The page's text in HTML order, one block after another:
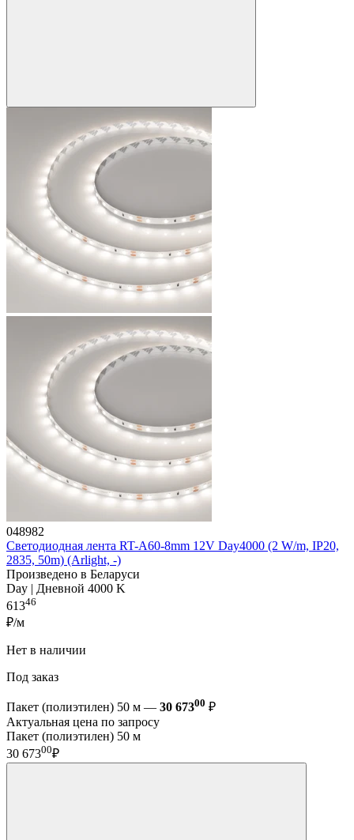
048982
Светодиодная лента RT-A60-8mm 12V Day4000 (2 W/m, IP20,
2835, 50m) (Arlight, -)
Произведено в Беларуси
Day | Дневной 4000 K
61346
₽/м
Нет в наличии
Под заказ
Пакет (полиэтилен) 50 м — 30 67300 ₽
Актуальная цена по запросу
Пакет (полиэтилен) 50 м
30 67300₽